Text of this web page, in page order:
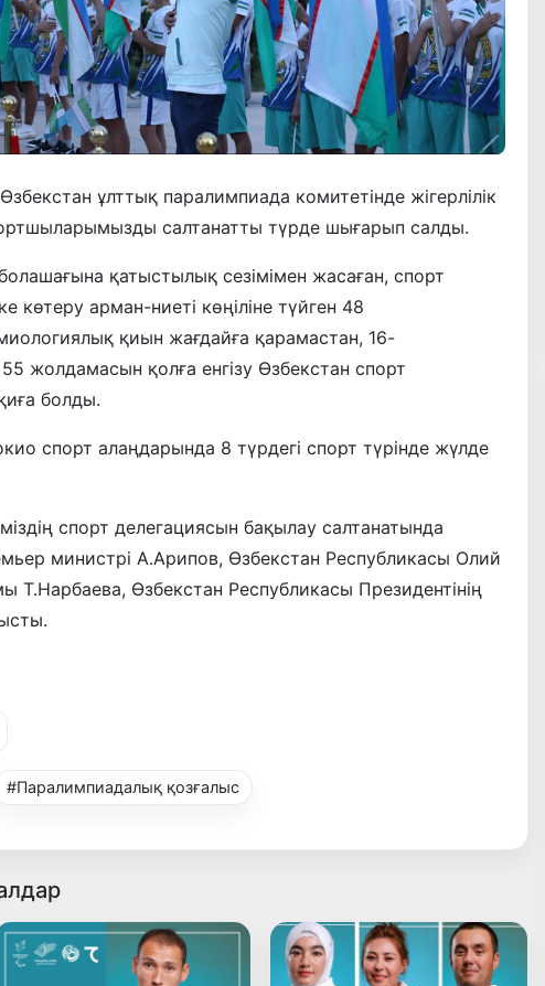
ұлттық паралимпиада комитетінде жігерлілік
салтанатты түрде шығарып салды.
қатыстылық сезімімен жасаған, спорт
көтеру арман-ниеті көңіліне түйген 48
қиын жағдайға қарамастан, 16-
жолдамасын қолға енгізу Өзбекстан спорт
болды.
спорт алаңдарында 8 түрдегі спорт түрінде жүлде
спорт делегациясын бақылау салтанатында
министрі А.Арипов, Өзбекстан Республикасы Олий
Өзбекстан Республикасы Президентінің
#Паралимпиадалық қозғалыс